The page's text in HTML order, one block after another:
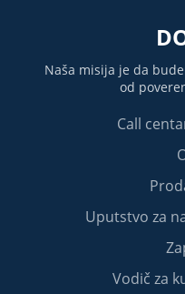
Naša misija je da
od
Call
Uputstvo za
Vodič za